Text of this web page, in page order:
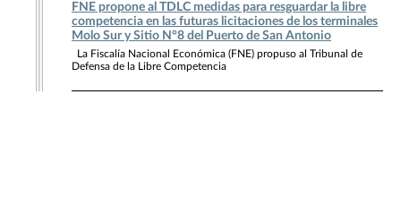
FNE propone al TDLC medidas para resguardar la libre
competencia en las futuras licitaciones de los terminales
Molo Sur y Sitio N°8 del Puerto de San Antonio
La Fiscalía Nacional Económica (FNE) propuso al Tribunal de
Defensa de la Libre Competencia